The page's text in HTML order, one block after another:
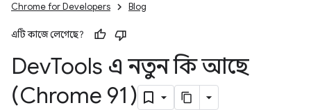
Chrome for Developers Blog
এটি কাজে লেগেছে?
DevTools এ নতুন কি আছে
(Chrome 91)